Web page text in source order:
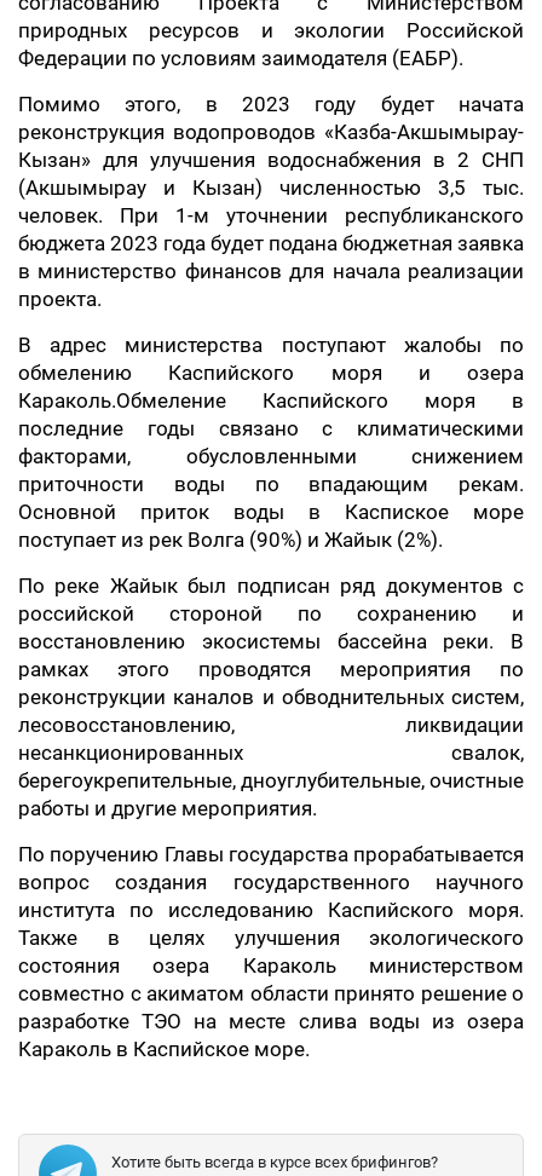
природных ресурсов и экологии Российской
Федерации по условиям заимодателя (ЕАБР).
Помимо этого, в 2023 году будет начата
реконструкция водопроводов «Казба-Акшымырау-
Кызан» для улучшения водоснабжения в 2 СНП
(Акшымырау и Кызан) численностью 3,5 тыс.
человек. При 1-м уточнении республиканского
бюджета 2023 года будет подана бюджетная заявка
в министерство финансов для начала реализации
проекта.
В адрес министерства поступают жалобы по
обмелению Каспийского моря и озера
Караколь.Обмеление Каспийского моря в
последние годы связано с климатическими
факторами, обусловленными снижением
приточности воды по впадающим рекам.
Основной приток воды в Каспиское море
поступает из рек Волга (90%) и Жайык (2%).
По реке Жайык был подписан ряд документов с
российской стороной по сохранению и
восстановлению экосистемы бассейна реки. В
рамках этого проводятся мероприятия по
реконструкции каналов и обводнительных систем,
лесовосстановлению, ликвидации
несанкционированных свалок,
берегоукрепительные, дноуглубительные, очистные
работы и другие мероприятия.
По поручению Главы государства прорабатывается
вопрос создания государственного научного
института по исследованию Каспийского моря.
Также в целях улучшения экологического
состояния озера Караколь министерством
совместно с акиматом области принято решение о
разработке ТЭО на месте слива воды из озера
Караколь в Каспийское море.
Хотите быть всегда в курсе всех брифингов?